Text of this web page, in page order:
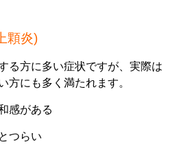
顆炎)
る方に多い症状ですが、実際は
方にも多く満たれます。
感がある
つらい